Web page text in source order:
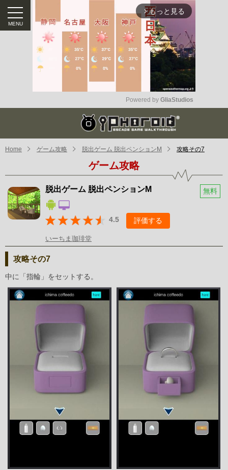
arrow_forward_ios もっと見る
Mute
Powered by GliaStudios
Home ゲーム攻略 脱出ゲーム 脱出ペンションM 攻略その7
ゲーム攻略
脱出ゲーム 脱出ペンションM 無料
4.5 評価する
いーちま珈琲堂
攻略その7
中に「指輪」をセットする。